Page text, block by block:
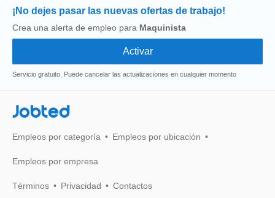
¡No dejes pasar las nuevas ofertas de trabajo!
Crea una alerta de empleo para Maquinista
Servicio gratuito. Puede cancelar las actualizaciones en cualquier momento
Jobted
Empleos por categoría Empleos por ubicación
Empleos por empresa
Términos Privacidad Contactos